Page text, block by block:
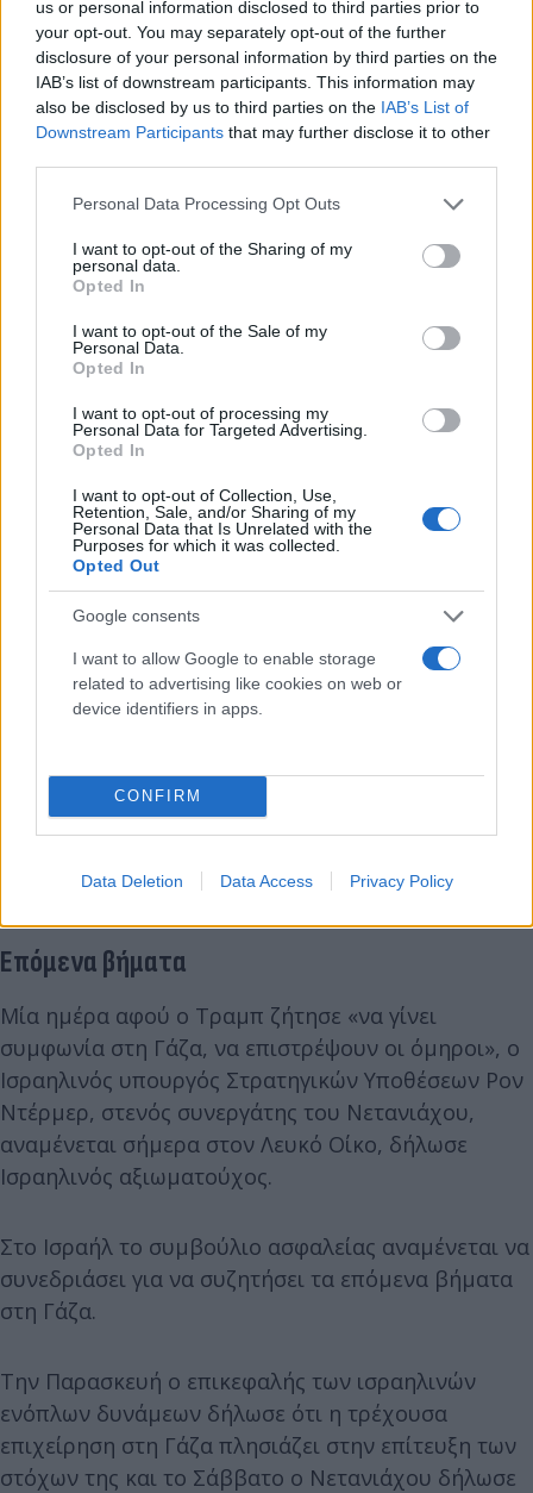
us or personal information disclosed to third parties prior to
your opt-out. You may separately opt-out of the further
disclosure of your personal information by third parties on the
IAB’s list of downstream participants. This information may
also be disclosed by us to third parties on the IAB’s List of
Downstream Participants that may further disclose it to other
Please note that this website/app uses one or more Google
not limited to your visit or usage behaviour. You may click to
grant or deny consent to Google and its third-party tags to
use your data for below specified purposes in below Google
consent section.
Personal Data Processing Opt Outs
I want to opt-out of the Sharing of my
personal data.
Opted In
I want to opt-out of the Sale of my
Personal Data.
Opted In
I want to opt-out of processing my
Personal Data for Targeted Advertising.
Opted In
I want to opt-out of Collection, Use,
Retention, Sale, and/or Sharing of my
Personal Data that Is Unrelated with the
Purposes for which it was collected.
Opted Out
Google consents
I want to allow Google to enable storage
related to advertising like cookies on web or
device identifiers in apps.
CONFIRM
Data Deletion Data Access Privacy Policy
κατευθυνθούν νότια, λέγοντας ότι σχεδιάζουν να
πολεμήσουν εναντίον μαχητών της Χαμάς που
δραστηριοποιούνται στον βορρά,
περιλαμβανομένου του κέντρου της πόλης της
Γάζας.
Επόμενα βήματα
Μία ημέρα αφού ο Τραμπ ζήτησε «να γίνει
συμφωνία στη Γάζα, να επιστρέψουν οι όμηροι», ο
Ισραηλινός υπουργός Στρατηγικών Υποθέσεων Ρον
Ντέρμερ, στενός συνεργάτης του Νετανιάχου,
αναμένεται σήμερα στον Λευκό Οίκο, δήλωσε
Ισραηλινός αξιωματούχος.
Στο Ισραήλ το συμβούλιο ασφαλείας αναμένεται να
συνεδριάσει για να συζητήσει τα επόμενα βήματα
στη Γάζα.
Την Παρασκευή ο επικεφαλής των ισραηλινών
ενόπλων δυνάμεων δήλωσε ότι η τρέχουσα
επιχείρηση στη Γάζα πλησιάζει στην επίτευξη των
στόχων της και το Σάββατο ο Νετανιάχου δήλωσε